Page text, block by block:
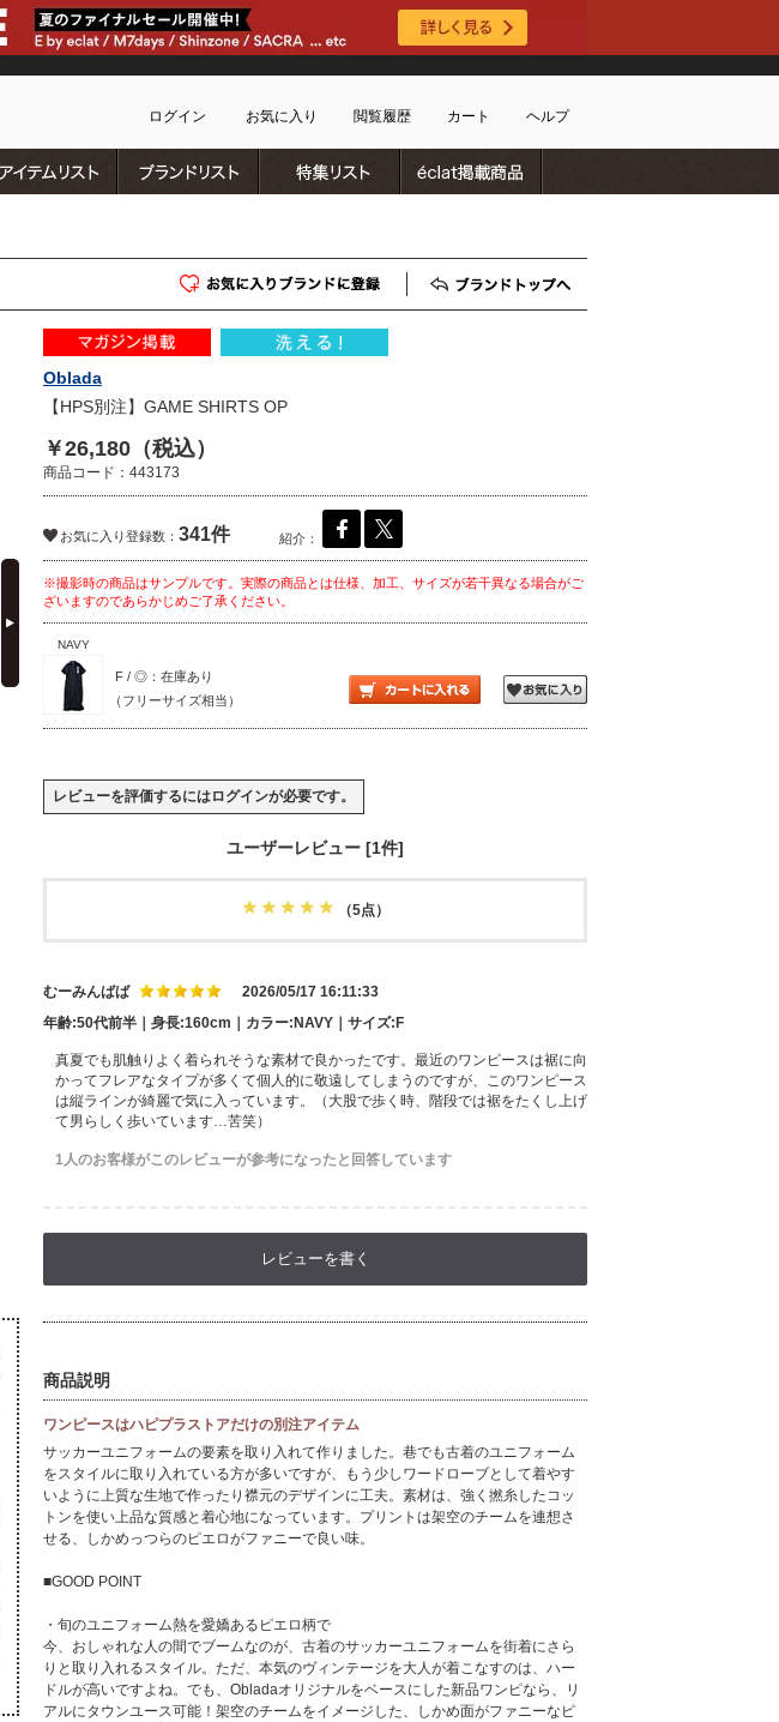
ログイン お気に入り 閲覧履歴 カート ヘルプ
キャンセルについて
返品・交換について
お気に入りブランド登録
Oblada
【HPS別注】GAME SHIRTS OP
￥26,180（税込）
商品コード：443173
お気に入り登録数： 341件 紹介：
※撮影時の商品はサンプルです。実際の商品とは仕様、加工、サイズが若干異なる場合がご
ざいますのであらかじめご了承ください。
NAVY
F / ◎：在庫あり
（フリーサイズ相当）
レビューを評価するにはログインが必要です。
ユーザーレビュー [1件]
（5点）
むーみんばば
2026/05/17 16:11:33
年齢:50代前半｜身長:160cm｜カラー:NAVY｜サイズ:F
真夏でも肌触りよく着られそうな素材で良かったです。最近のワンピースは裾に向
かってフレアなタイプが多くて個人的に敬遠してしまうのですが、このワンピース
は縦ラインが綺麗で気に入っています。（大股で歩く時、階段では裾をたくし上げ
て男らしく歩いています…苦笑）
1人のお客様がこのレビューが参考になったと回答しています
レビューを書く
商品説明
ワンピースはハピプラストアだけの別注アイテム
サッカーユニフォームの要素を取り入れて作りました。巷でも古着のユニフォーム
をスタイルに取り入れている方が多いですが、もう少しワードローブとして着やす
いように上質な生地で作ったり襟元のデザインに工夫。素材は、強く撚糸したコッ
トンを使い上品な質感と着心地になっています。プリントは架空のチームを連想さ
せる、しかめっつらのピエロがファニーで良い味。
■GOOD POINT
・旬のユニフォーム熱を愛嬌あるピエロ柄で
今、おしゃれな人の間でブームなのが、古着のサッカーユニフォームを街着にさら
りと取り入れるスタイル。ただ、本気のヴィンテージを大人が着こなすのは、ハー
ドルが高いですよね。でも、Obladaオリジナルをベースにした新品ワンピなら、リ
アルにタウンユース可能！架空のチームをイメージした、しかめ面がファニーなピ